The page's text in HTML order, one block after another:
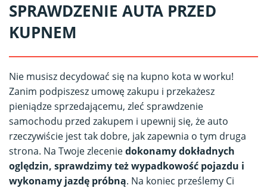
SPRAWDZENIE AUTA PRZED
KUPNEM
Nie musisz decydować się na kupno kota w worku!
Zanim podpiszesz umowę zakupu i przekażesz
pieniądze sprzedającemu, zleć sprawdzenie
samochodu przed zakupem i upewnij się, że auto
rzeczywiście jest tak dobre, jak zapewnia o tym druga
strona. Na Twoje zleceniedokonamy dokładnych
oględzin, sprawdzimy też wypadkowość pojazdu i
wykonamy jazdę próbną. Na koniec prześlemy Ci